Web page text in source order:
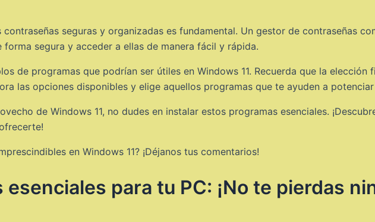
seguras y organizadas es fundamental. Un gestor de contraseñas
forma segura y acceder a ellas de manera fácil y rápida.
de programas que podrían ser útiles en Windows 11. Recuerda que la elección
las opciones disponibles y elige aquellos programas que te ayuden a
de Windows 11, no dudes en instalar estos programas esenciales.
en Windows 11? ¡Déjanos tus comentarios!
esenciales para tu PC: ¡No te pierdas